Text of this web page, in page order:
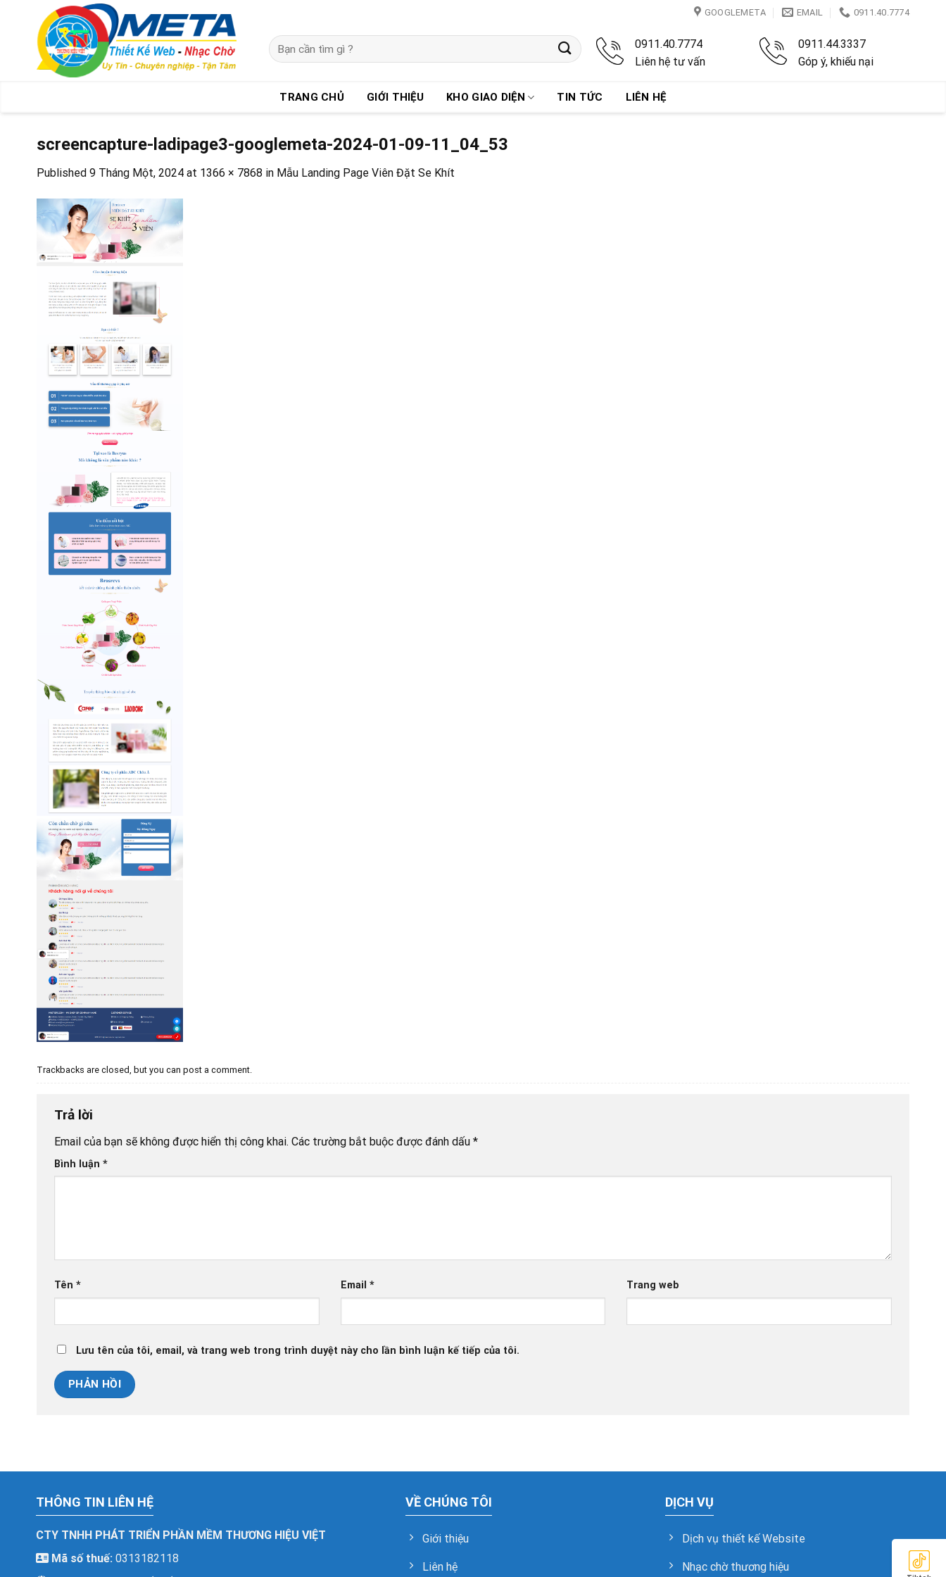
content
GOOGLEMETA EMAIL 0911.40.7774
Tìm
kiếm:
0911.40.7774
Liên hệ tư vấn
0911.44.3337
Góp ý, khiếu nại
TRANG CHỦ GIỚI THIỆU KHO GIAO DIỆN TIN TỨC LIÊN HỆ
screencapture-ladipage3-googlemeta-2024-01-09-11_04_53
Published 9 Tháng Một, 2024 at 1366 × 7868 in Mẫu Landing Page Viên Đặt Se Khít
Trackbacks are closed, but you can post a comment.
Trả lời
Email của bạn sẽ không được hiển thị công khai. Các trường bắt buộc được đánh dấu *
Bình luận *
Tên * Email * Trang web
Lưu tên của tôi, email, và trang web trong trình duyệt này cho lần bình luận kế tiếp của tôi.
THÔNG TIN LIÊN HỆ
CTY TNHH PHÁT TRIỂN PHẦN MỀM THƯƠNG HIỆU VIỆT
Mã số thuế:0313182118
VỀ CHÚNG TÔI
Giới thiệu
Liên hệ
DỊCH VỤ
Dịch vụ thiết kế Website
Nhạc chờ thương hiệu